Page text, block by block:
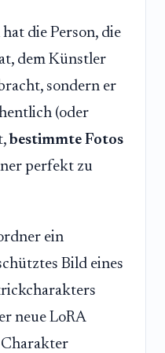
die Person, die
dem Künstler
sondern er
(oder
bestimmte Fotos
perfekt zu
ein
Bild eines
neue LoRA
Charakter